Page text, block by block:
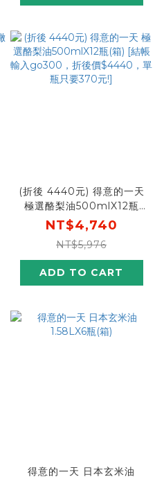
(折後 4440元) 得意的一天
極選酪梨油500mlX12瓶
(箱) [結帳輸入go300，折
後價$4440，單瓶只要370
元!]
NT$4,740
NT$5,976
ADD TO CART
得意的一天 日本玄米油